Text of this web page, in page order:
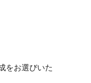
をお選びいた